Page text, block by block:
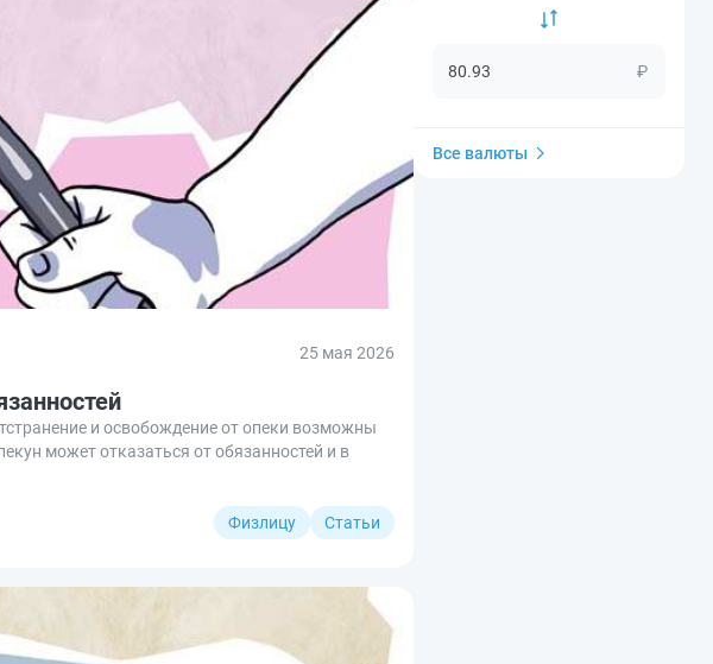
25 мая 2026
и освобождение от опеки возможны
может отказаться от обязанностей и в
Физлицу Статьи
₽
Все валюты